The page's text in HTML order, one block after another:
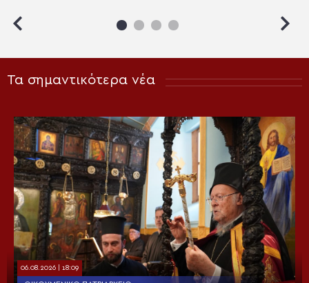
Τα σημαντικότερα νέα
06.08.2026 | 18:09